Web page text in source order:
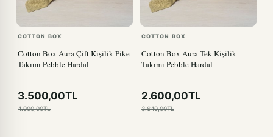
COTTON BOX
Cotton Box Aura Çift Kişilik Pike
Takımı Pebble Hardal
3.500,00TL
4.900,00TL
COTTON BOX
Cotton Box Aura Tek Kişilik
Takımı Pebble Hardal
2.600,00TL
3.640,00TL